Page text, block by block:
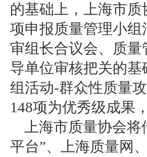
的基础上，上海市
项申报质量管理小
审组长合议会、质
导单位审核把关的
组活动-群众性质量
148项为优秀级成果
上海市质量协会
平台”、上海质量网